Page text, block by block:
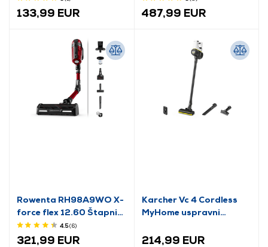
133,99 EUR 487,99 EUR
Rowenta RH98A9WO X-
force flex 12.60 Štapni
usisavač
4.5(6)
321,99 EUR
Karcher Vc 4 Cordless
MyHome uspravni
214,99 EUR